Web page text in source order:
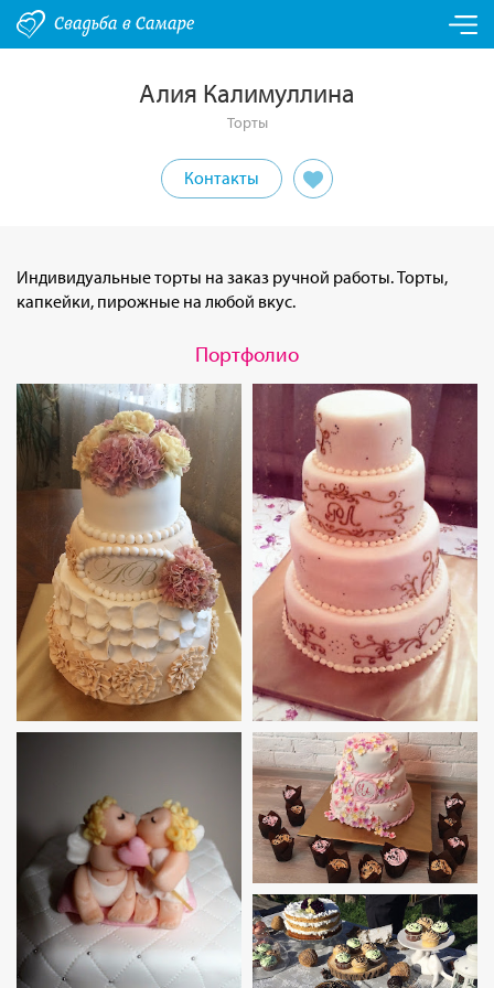
Алия Калимуллина
Торты
Контакты
Индивидуальные торты на заказ ручной работы. Торты,
капкейки, пирожные на любой вкус.
Портфолио